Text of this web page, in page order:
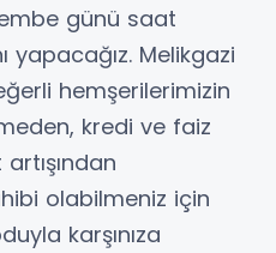
günü saat
yapacağız. Melikgazi
hemşerilerimizin
kredi ve faiz
olabilmeniz için
karşınıza